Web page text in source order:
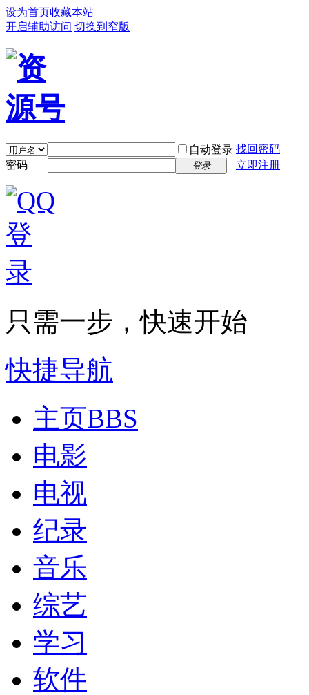
设为首页收藏本站
开启辅助访问 切换到窄版
自动登录 找回密码
密码
登录 立即注册
只需一步，快速开始
快捷导航
主页BBS
电影
电视
纪录
音乐
综艺
学习
软件